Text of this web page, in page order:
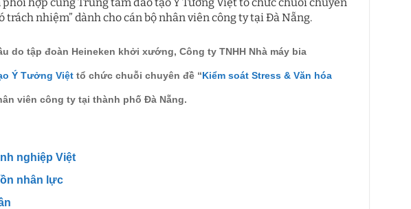
hợp cùng Trung tâm đào tạo Ý Tưởng Việt tổ chức chuỗi chuyên
trách nhiệm” dành cho cán bộ nhân viên công ty tại Đà Nẵng.
do tập đoàn Heineken khởi xướng, Công ty TNHH Nhà máy bia
Ý Tưởng Việt tổ chức chuỗi chuyên đề “Kiểm soát Stress & Văn hóa
viên công ty tại thành phố Đà Nẵng.
nghiệp Việt
nhân lực